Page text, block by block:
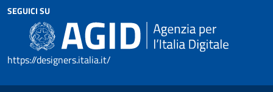
SEGUICI SU
https://designers.italia.it/